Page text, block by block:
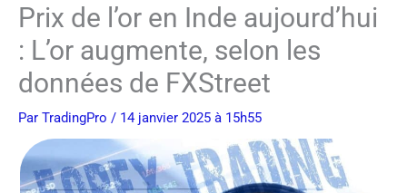
Prix de l’or en Inde aujourd’hui
: L’or augmente, selon les
données de FXStreet
Par TradingPro / 14 janvier 2025 à 15h55